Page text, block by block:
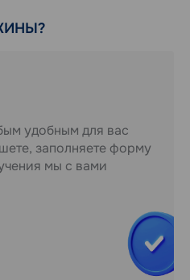
удобным для вас
заполняете форму
мы с вами